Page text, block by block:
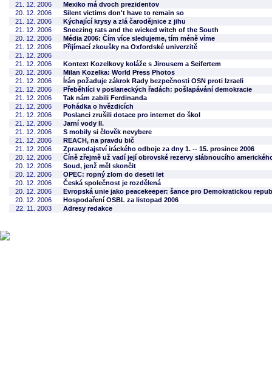
21. 12. 2006
Mexiko má dvoch prezidentov
20. 12. 2006
Silent victims don't have to remain so
21. 12. 2006
Kýchající krysy a zlá čarodějnice z jihu
21. 12. 2006
Sneezing rats and the wicked witch of the South
20. 12. 2006
Média 2006: Čím více sledujeme, tím méně víme
21. 12. 2006
Přijímací zkoušky na Oxfordské univerzitě
21. 12. 2006
21. 12. 2006
Kontext Kozelkovy koláže s Jirousem a Seifertem
20. 12. 2006
Milan Kozelka: World Press Photos
21. 12. 2006
Írán požaduje zákrok Rady bezpečnosti OSN proti Izraeli
21. 12. 2006
Přeběhlíci v poslaneckých řadách: pošlapávání demokracie
21. 12. 2006
Tak nám zabili Ferdinanda
21. 12. 2006
Pohádka o hvězdicích
21. 12. 2006
Poslanci zrušili dotace pro internet do škol
21. 12. 2006
Jarní vody II.
21. 12. 2006
S mobily si člověk nevybere
21. 12. 2006
REACH, na pravdu bič
21. 12. 2006
Zpravodajství iráckého odboje za dny 1. -- 15. prosince 2006
20. 12. 2006
Číně zřejmě už vadí její obrovské rezervy slábnoucího
20. 12. 2006
Soud, jenž měl skončit
20. 12. 2006
OPEC: ropný zlom do deseti let
20. 12. 2006
Česká společnost je rozdělená
20. 12. 2006
Evropská unie jako peacekeeper: šance pro Demokratickou
20. 12. 2006
Hospodaření OSBL za listopad 2006
22. 11. 2003
Adresy redakce